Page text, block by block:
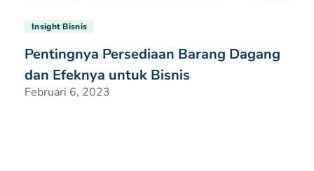
Insight Bisnis
Pentingnya Persediaan Barang Dagang
dan Efeknya untuk Bisnis
Februari 6, 2023